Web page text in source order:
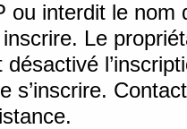
ou interdit le nom
Le
désactivé
s’inscrire.